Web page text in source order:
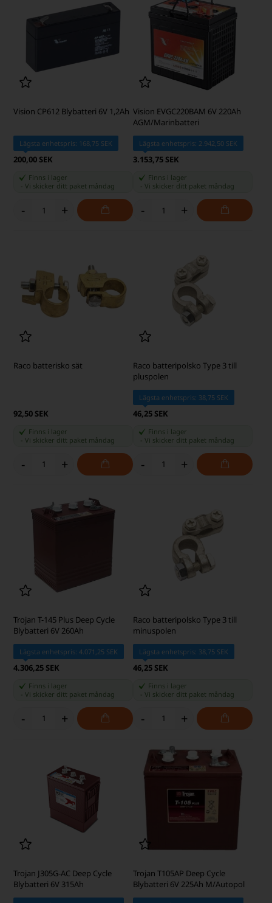
Vision CP612 Blybatteri 6V 1,2Ah
Lägsta enhetspris: 168,75 SEK
200,00 SEK
Finns i lager
-Vi skicker ditt paket måndag
- +
Vision EVGC220BAM 6V 220Ah
AGM/Marinbatteri
Lägsta enhetspris: 2.942,50 SEK
3.153,75 SEK
Finns i lager
Vi skicker ditt paket måndag
- +
Raco batterisko sät
92,50 SEK
Finns i lager
-Vi skicker ditt paket måndag
- +
Raco batteripolsko Type 3 till
pluspolen
Lägsta enhetspris: 38,75 SEK
46,25 SEK
Finns i lager
Vi skicker ditt paket måndag
- +
Trojan T-145 Plus Deep Cycle
Blybatteri 6V 260Ah
Lägsta enhetspris: 4.071,25 SEK
4.306,25 SEK
Finns i lager
-Vi skicker ditt paket måndag
- +
Raco batteripolsko Type 3 till
minuspolen
Lägsta enhetspris: 38,75 SEK
46,25 SEK
Finns i lager
Vi skicker ditt paket måndag
- +
Trojan J305G-AC Deep Cycle
Blybatteri 6V 315Ah
Trojan T105AP Deep Cycle
Blybatteri 6V 225Ah M/Autopol